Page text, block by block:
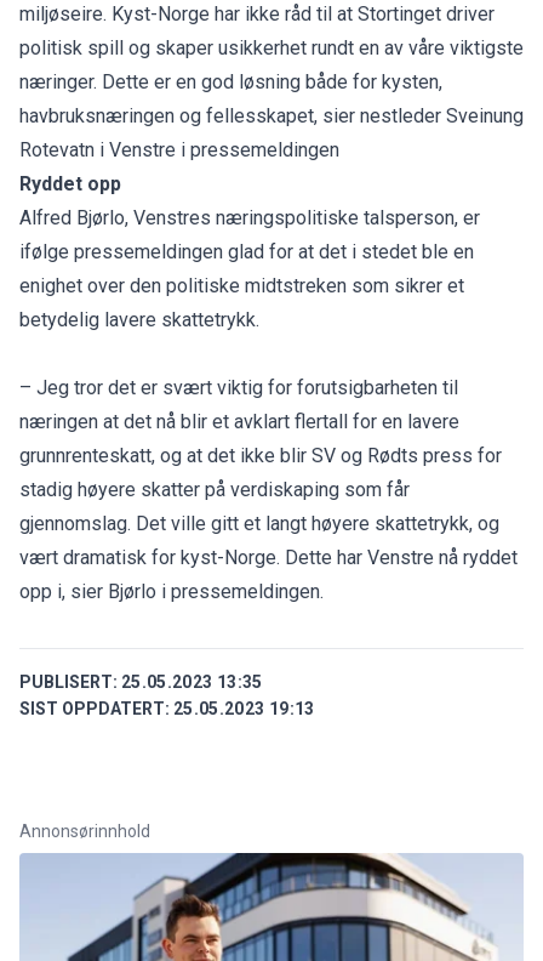
miljøseire. Kyst-Norge har ikke råd til at Stortinget driver
politisk spill og skaper usikkerhet rundt en av våre viktigste
næringer. Dette er en god løsning både for kysten,
havbruksnæringen og fellesskapet, sier nestleder Sveinung
Rotevatn i Venstre i pressemeldingen
Ryddet opp
Alfred Bjørlo, Venstres næringspolitiske talsperson, er
ifølge pressemeldingen glad for at det i stedet ble en
enighet over den politiske midtstreken som sikrer et
betydelig lavere skattetrykk.
– Jeg tror det er svært viktig for forutsigbarheten til
næringen at det nå blir et avklart flertall for en lavere
grunnrenteskatt, og at det ikke blir SV og Rødts press for
stadig høyere skatter på verdiskaping som får
gjennomslag. Det ville gitt et langt høyere skattetrykk, og
vært dramatisk for kyst-Norge. Dette har Venstre nå ryddet
opp i, sier Bjørlo i pressemeldingen.
PUBLISERT: 25.05.2023 13:35
SIST OPPDATERT: 25.05.2023 19:13
Annonsørinnhold